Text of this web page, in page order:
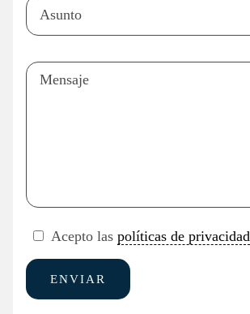
Acepto las políticas de privacidad